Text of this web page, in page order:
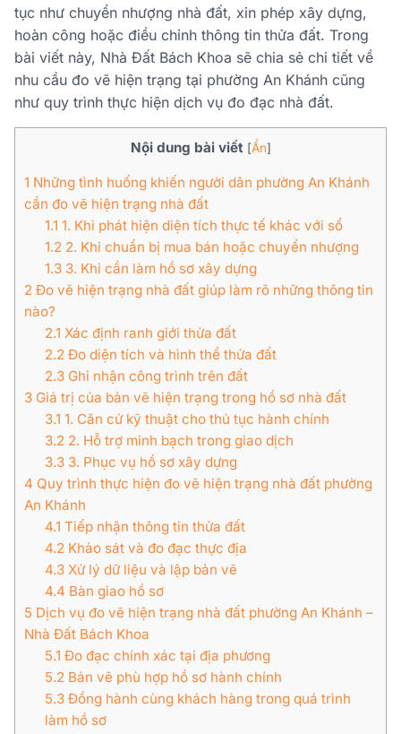
tục như chuyển nhượng nhà đất, xin phép xây dựng,
hoàn công hoặc điều chỉnh thông tin thửa đất. Trong
bài viết này, Nhà Đất Bách Khoa sẽ chia sẻ chi tiết về
nhu cầu đo vẽ hiện trạng tại phường An Khánh cũng
như quy trình thực hiện dịch vụ đo đạc nhà đất.
Nội dung bài viết [Ẩn]
1 Những tình huống khiến người dân phường An Khánh
cần đo vẽ hiện trạng nhà đất
1.1 1. Khi phát hiện diện tích thực tế khác với sổ
1.22. Khi chuẩn bị mua bán hoặc chuyển nhượng
1.33. Khi cần làm hồ sơ xây dựng
2 Đo vẽ hiện trạng nhà đất giúp làm rõ những thông tin
nào?
2.1 Xác định ranh giới thửa đất
2.2Đo diện tích và hình thể thửa đất
2.3Ghi nhận công trình trên đất
3 Giá trị của bản vẽ hiện trạng trong hồ sơ nhà đất
3.1 1. Căn cứ kỹ thuật cho thủ tục hành chính
3.22. Hỗ trợ minh bạch trong giao dịch
3.33. Phục vụ hồ sơ xây dựng
4 Quy trình thực hiện đo vẽ hiện trạng nhà đất phường
An Khánh
4.1 Tiếp nhận thông tin thửa đất
4.2Khảo sát và đo đạc thực địa
4.3Xử lý dữ liệu và lập bản vẽ
4.4 Bàn giao hồ sơ
5 Dịch vụ đo vẽ hiện trạng nhà đất phường An Khánh –
Nhà Đất Bách Khoa
5.1 Đo đạc chính xác tại địa phương
5.2Bản vẽ phù hợp hồ sơ hành chính
5.3Đồng hành cùng khách hàng trong quá trình
làm hồ sơ